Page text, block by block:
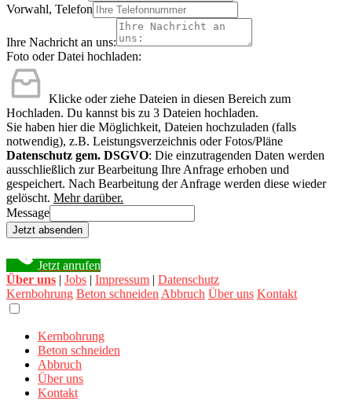
Vorwahl, Telefon
Ihre Nachricht an uns:
Foto oder Datei hochladen:
Klicke oder ziehe Dateien in diesen Bereich zum
Hochladen. Du kannst bis zu 3 Dateien hochladen.
Sie haben hier die Möglichkeit, Dateien hochzuladen (falls
notwendig), z.B. Leistungsverzeichnis oder Fotos/Pläne
Datenschutz gem. DSGVO: Die einzutragenden Daten werden
ausschließlich zur Bearbeitung Ihre Anfrage erhoben und
gespeichert. Nach Bearbeitung der Anfrage werden diese wieder
gelöscht. Mehr darüber.
Message
Jetzt absenden
Jetzt anrufen
Über uns | Jobs | Impressum | Datenschutz
Kernbohrung Beton schneiden Abbruch Über uns Kontakt
Kernbohrung
Beton schneiden
Abbruch
Über uns
Kontakt